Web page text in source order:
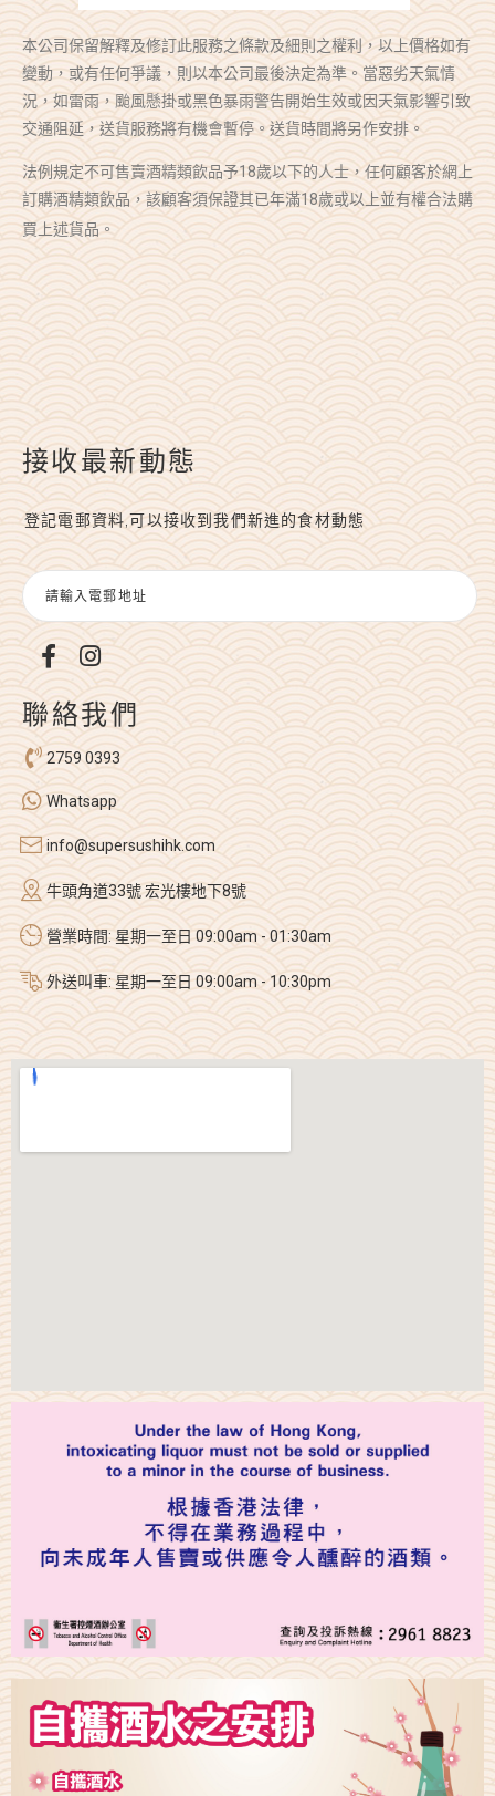
本公司保留解釋及修訂此服務之條款及細則之權利，以上價格如有
變動，或有任何爭議，則以本公司最後決定為準。當惡劣天氣情
況，如雷雨，颱風懸掛或黑色暴雨警告開始生效或因天氣影響引致
交通阻延，送貨服務將有機會暫停。送貨時間將另作安排。
法例規定不可售賣酒精類飲品予18歲以下的人士，任何顧客於網上
訂購酒精類飲品，該顧客須保證其已年滿18歲或以上並有權合法購
買上述貨品。
接收最新動態
登記電郵資料,可以接收到我們新進的食材動態
聯絡我們
2759 0393
Whatsapp
info@supersushihk.com
牛頭角道33號 宏光樓地下8號
營業時間: 星期一至日 09:00am - 01:30am
外送叫車: 星期一至日 09:00am - 10:30pm